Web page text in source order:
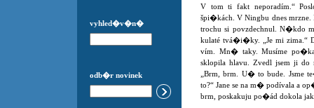
V tom ti fakt neporadím.“
špi�kách. V Ningbu dnes
trochu si povzdechnul. N�kdo
kulaté tvá�i�ky. „Je mi zima.“
vím. Mn� taky. Musíme
sklopila hlavu. Zvedl jsem ji
„Brm, brm. U� to bude. Jsme
to?“ Jane se na m� podívala a
brm, poskakuju po�ád dokola
vyhled�v�n�
odb�r novinek